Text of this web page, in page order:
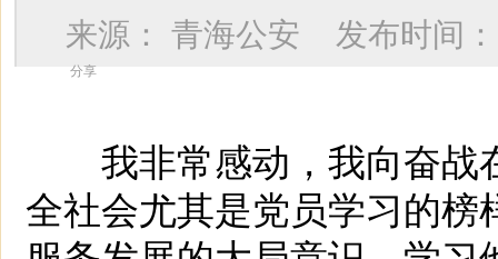
来源：青海公安 发布时间
分享
我非常感动，我向奋战
全社会尤其是党员学习的